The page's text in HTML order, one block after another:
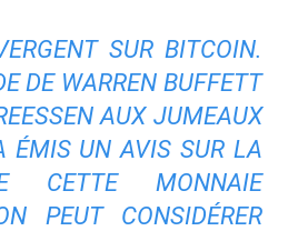
SUR BITCOIN.
DE WARREN BUFFETT
AUX JUMEAUX
ÉMIS UN AVIS SUR LA
CETTE MONNAIE
PEUT CONSIDÉRER